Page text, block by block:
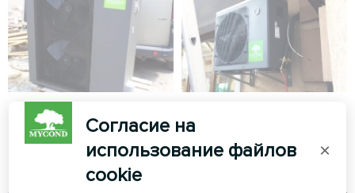
Коттедж
Сплит-тепловой насос Artic
Home серии Smart
Сплит-тепловой насос Artic
Home серии Basic
Согласие на
использование файлов
cookie
×